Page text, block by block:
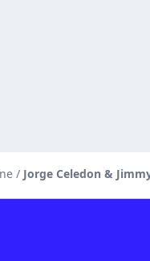
/ Jorge Celedon &